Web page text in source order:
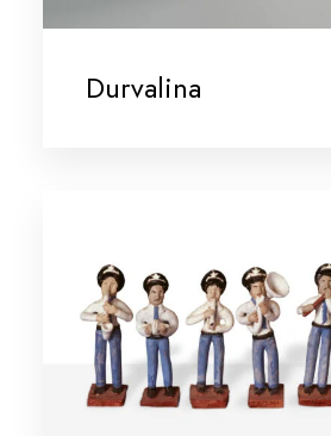
Durvalina